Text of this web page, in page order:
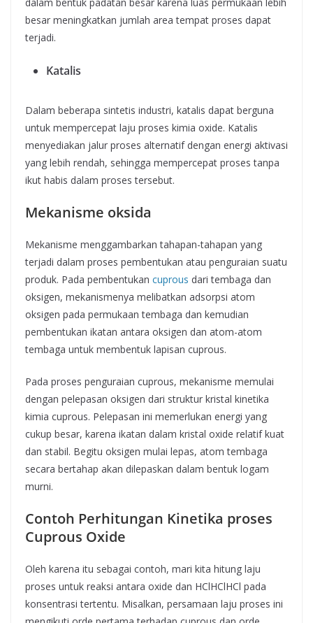
besar meningkatkan jumlah area tempat proses dapat
terjadi.
Katalis
Dalam beberapa sintetis industri, katalis dapat berguna
untuk mempercepat laju proses kimia oxide. Katalis
menyediakan jalur proses alternatif dengan energi aktivasi
yang lebih rendah, sehingga mempercepat proses tanpa
ikut habis dalam proses tersebut.
Mekanisme oksida
Mekanisme menggambarkan tahapan-tahapan yang
terjadi dalam proses pembentukan atau penguraian suatu
produk. Pada pembentukan cuprous dari tembaga dan
oksigen, mekanismenya melibatkan adsorpsi atom
oksigen pada permukaan tembaga dan kemudian
pembentukan ikatan antara oksigen dan atom-atom
tembaga untuk membentuk lapisan cuprous.
Pada proses penguraian cuprous, mekanisme memulai
dengan pelepasan oksigen dari struktur kristal kinetika
kimia cuprous. Pelepasan ini memerlukan energi yang
cukup besar, karena ikatan dalam kristal oxide relatif kuat
dan stabil. Begitu oksigen mulai lepas, atom tembaga
secara bertahap akan dilepaskan dalam bentuk logam
murni.
Contoh Perhitungan Kinetika proses
Cuprous Oxide
Oleh karena itu sebagai contoh, mari kita hitung laju
proses untuk reaksi antara oxide dan HClHClHCl pada
konsentrasi tertentu. Misalkan, persamaan laju proses ini